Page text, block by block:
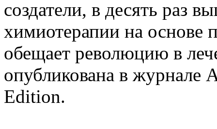
создатели, в десять раз
химиотерапии на основе
обещает революцию в
опубликована в журнале
Edition.